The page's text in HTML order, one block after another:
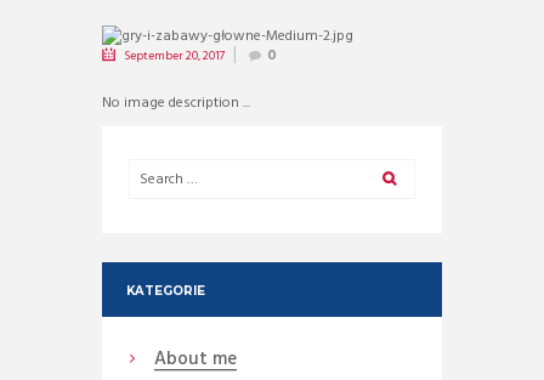
September 20, 2017 0
No image description ...
KATEGORIE
About me